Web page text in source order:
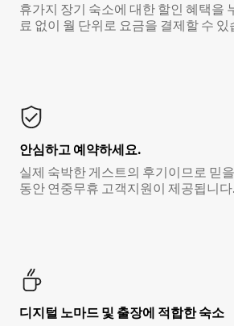
휴가지 장기 숙소에 대한 할인 혜택을
료 없이 월 단위로 요금을 결제할 수
안심하고 예약하세요.
실제 숙박한 게스트의 후기이므로 믿
동안 연중무휴 고객지원이 제공됩니다.
디지털 노마드 및 출장에 적합한 숙소